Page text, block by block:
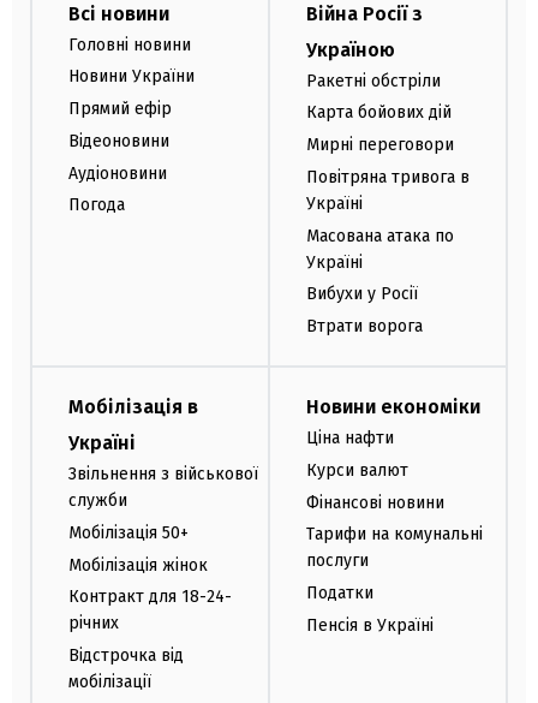
Всі новини
Головні новини
Новини України
Прямий ефір
Відеоновини
Аудіоновини
Погода
Війна Росії з
Україною
Ракетні обстріли
Карта бойових дій
Мирні переговори
Повітряна тривога в
Україні
Масована атака по
Україні
Вибухи у Росії
Втрати ворога
Мобілізація в
Україні
Звільнення з військової
служби
Мобілізація 50+
Мобілізація жінок
Контракт для 18-24-
річних
Відстрочка від
мобілізації
Новини економіки
Ціна нафти
Курси валют
Фінансові новини
Тарифи на комунальні
послуги
Податки
Пенсія в Україні